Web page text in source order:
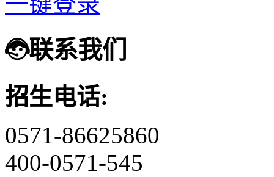
联系我们
招生电话:
0571-86625860
400-0571-545